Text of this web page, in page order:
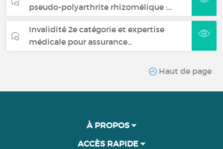
pseudo-polyarthrite rhizomélique :…
Invalidité 2e catégorie et expertise
médicale pour assurance…
Haut de page
À PROPOS
ACCÈS RAPIDE